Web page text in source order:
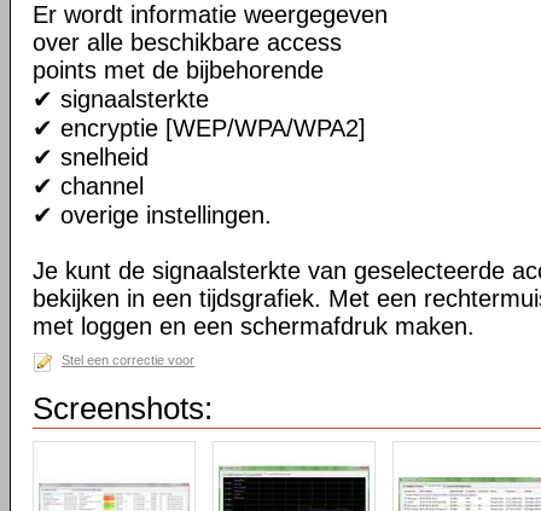
Er wordt informatie weergegeven
over alle beschikbare access
points met de bijbehorende
✔ signaalsterkte
✔ encryptie [WEP/WPA/WPA2]
✔ snelheid
✔ channel
✔ overige instellingen.
Je kunt de signaalsterkte van geselecteerde
bekijken in een tijdsgrafiek. Met een
met loggen en een schermafdruk maken.
Stel een correctie voor
Screenshots: